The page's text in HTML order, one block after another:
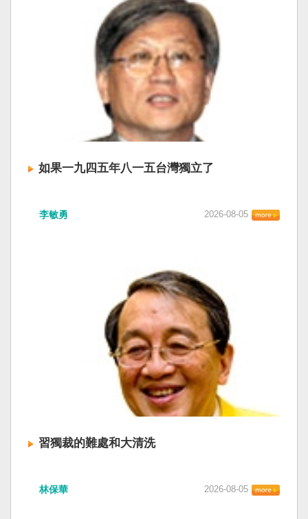
如果一九四五年八一五台灣獨立了
李敏勇 2026-08-05
習獨裁的難處和大清洗
林保華 2026-08-05